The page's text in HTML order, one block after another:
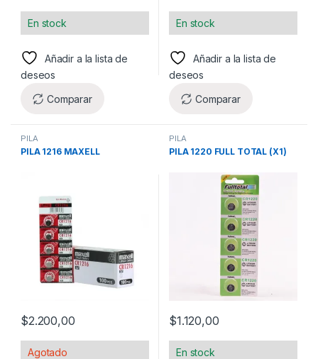
En stock
Añadir a la lista de
deseos
Comparar
En stock
Añadir a la lista de
deseos
Comparar
PILA
PILA 1216 MAXELL
$2.200,00
Agotado
PILA
PILA 1220 FULL TOTAL (X1)
$1.120,00
En stock